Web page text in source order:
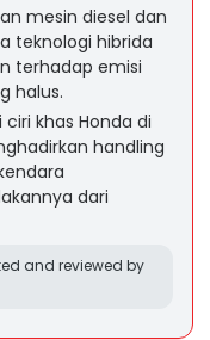
mesin diesel dan
teknologi hibrida
terhadap emisi
halus.
khas Honda di
handling
dari
and reviewed by